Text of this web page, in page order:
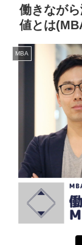
働きなが
値とは
MBA